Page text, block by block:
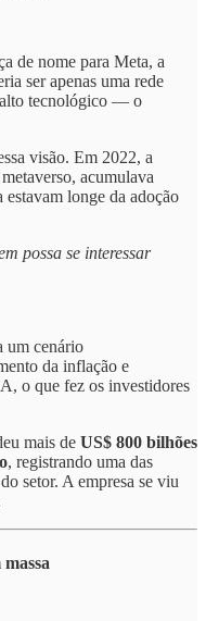
de nome para Meta, a
ser apenas uma rede
tecnológico — o
visão. Em 2022, a
acumulava
longe da adoção
possa se interessar
um cenário
da inflação e
o que fez os investidores
mais de US$ 800 bilhões
, registrando uma das
setor. A empresa se viu